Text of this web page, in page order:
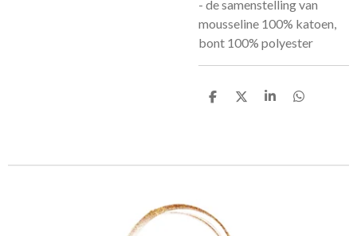
- de samenstelling van
mousseline 100% katoen,
bont 100% polyester
D
D
S
D